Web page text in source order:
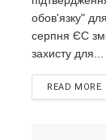
обов'язку"
серпня ЄС
захисту для...
READ MORE